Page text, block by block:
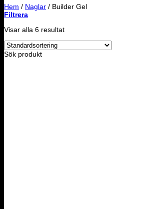
Hem / Naglar / Builder Gel
Filtrera
Visar alla 6 resultat
Sök produkt